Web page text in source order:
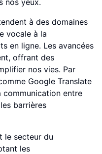
nos yeux.
à des domaines
vocale à la
en ligne. Les avancées
offrant des
nos vies. Par
Google Translate
entre
barrières
le secteur du
les